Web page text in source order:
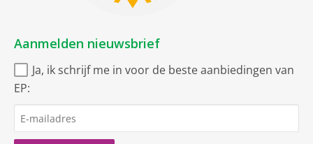
Aanmelden nieuwsbrief
Ja, ik schrijf me in voor de beste aanbiedingen van
EP: